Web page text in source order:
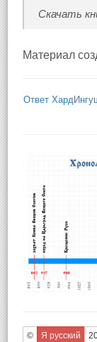
Скачать
Материал
Ответ
© Я русский